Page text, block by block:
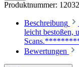
Produktnummer:
Beschreibung
leicht bestoßen,
Bewertungen